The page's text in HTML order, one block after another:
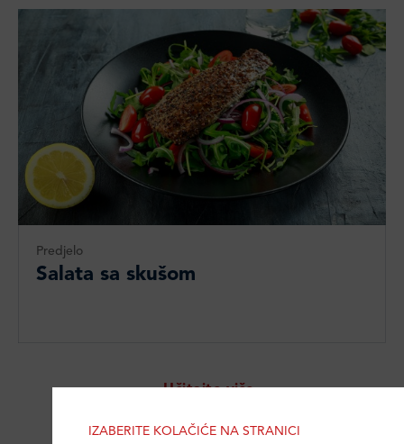
Predjelo
Salata sa skušom
Učitajte više
IZABERITE KOLAČIĆE NA STRANICI